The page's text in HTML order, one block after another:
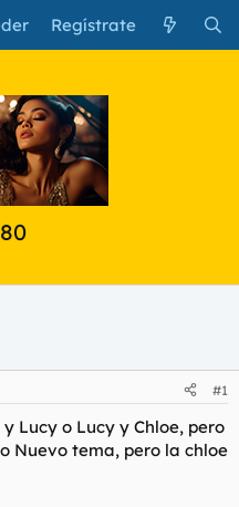
Regístrate
#1
Lucy o Lucy y Chloe, pero
Nuevo tema, pero la chloe